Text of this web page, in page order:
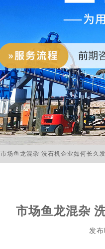
市场鱼龙混杂 洗石机企业如何长久
市场鱼龙混杂
发